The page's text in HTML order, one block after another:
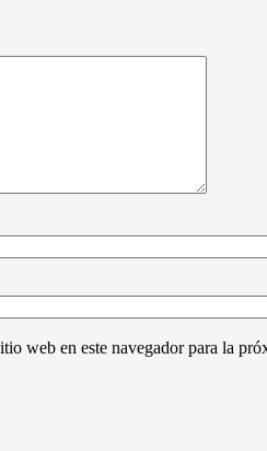
web en este navegador para la